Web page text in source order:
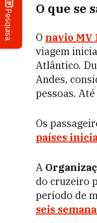
Pesquisa O que se
O navio MV
viagem
Atlântico.
Andes,
pessoas.
Os
países
A
do cruzeiro
período de
seis